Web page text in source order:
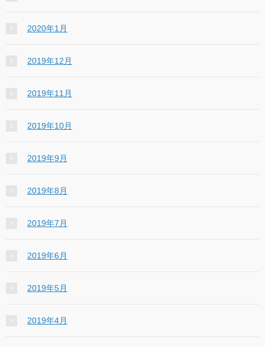
2020年1月
2019年12月
2019年11月
2019年10月
2019年9月
2019年8月
2019年7月
2019年6月
2019年5月
2019年4月